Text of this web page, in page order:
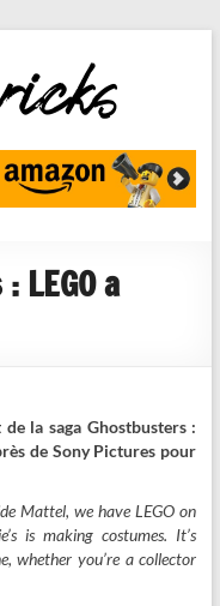
LEGO a
la saga Ghostbusters :
de Sony Pictures pour
Mattel, we have LEGO on
is making costumes. It’s
whether you’re a collector